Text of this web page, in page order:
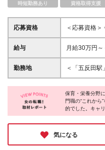
時短勤務あり
資格取得支援
応募資格
＜応募資格
基本的なPC
本操作ができ
方） 一つでも「わかる！」と思った方は、きっと当
社に向いています。 ・「推しに会
その分しっか
けど、無理な
応援できる仕
い そんなあなたと、一緒に働けることを楽しみにし
ています。 ※売り込む営業ではありませんが、 「ど
給与
月給30万円
じて支給） ※
（月5万6970
勤務地
＜「五反田駅」
川区東五反田2-
社ですが、業
能です ※転居
対策あり
保育・栄養分野
門職の“これから
的でした。キャ
らし」に寄り添
つながった証で
なか、平日に推
それぞれの“幸
気になる